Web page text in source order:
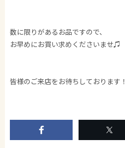
数に限りがあるお品ですので、
お早めにお買い求めくださいませ♫
皆様のご来店をお待ちしております！